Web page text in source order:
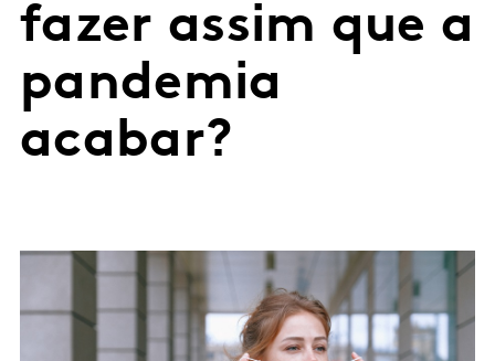
fazer assim que a
pandemia
acabar?